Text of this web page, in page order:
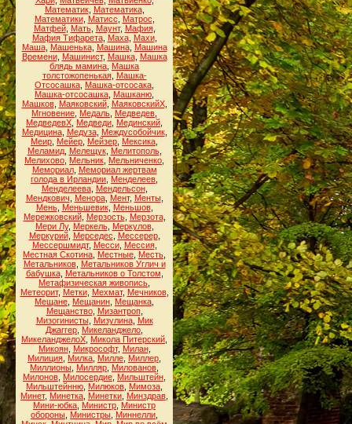
Математик, Математика,
Математики, Матисс Матрос
Матфей, Мать, Маунт, Мафия,
Мафия Тифарета, Маха, Махи,
Маша, Машенька, Машина, Машина
Времени, Машинист, Машка, Машка
блядь мамина Машка
толстожопенькая, Машка-
Отсосашка Машка-отсосака
Машка-отсосашка Машканю
Машков, Маяковский, МаяковскийХ,
Мгновение Медаль Медведев
МедведевХ Медведи Мединский
Медицина, Медуза, Междусобойчик,
Меир Мейер Мейзер Мексика
Меламид, Мелещук, Мелитополь,
Мелихово Мельник Мельниченко
Мемориал, Мемориал жертвам
голода в Ирландии Менделеев
Менделеева, Мендельсон,
Мендкович
Менора, Мент, Менты,
Мень, Меньшевик, Меньшов,
Мережковский, Мерзость, Мерзота,
Мери Лу, Меркель, Меркулов,
Меркурий, Мерседес Мессерер,
Мессершмидт, Месси, Мессия,
Местная Скотина Местные Месть
Метальников, Метальников Углич и
бабушка, Метальников о Толстом
Метафизическая живопись
Метеорит, Метки, Мехмат, Мечников,
Мещане Мещанин Мещанка
Мещанство, Мизантроп,
Мизогинисты, Мизулина, Мик
Джаггер Микеланджело
МикеланджелоХ Микола Питерский
Микоян, Микрософт, Милан,
Милиция Милка Милле Миллер
Миллионы Милляр Милованов
Милонов Милосердие Мильштейн
Мильштейнню Милюков Мимоза
Минет, Минетка Минетки Минздрав
Мини-юбка Министр Министр
обороны Министры Миннелли